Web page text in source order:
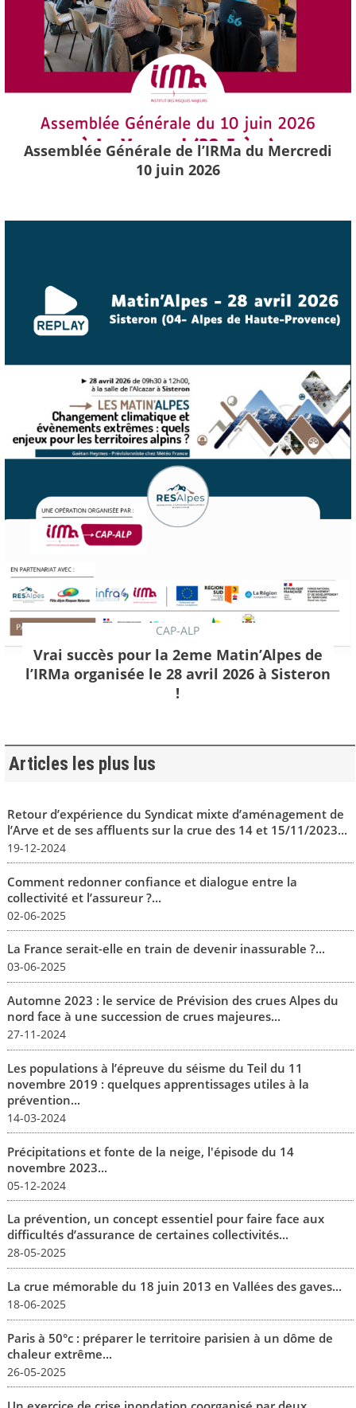
Assemblée Générale de l’IRMa du Mercredi
10 juin 2026
CAP-ALP
Vrai succès pour la 2eme Matin’Alpes de
l’IRMa organisée le 28 avril 2026 à Sisteron
!
Articles les plus lus
Retour d’expérience du Syndicat mixte d’aménagement de
l’Arve et de ses affluents sur la crue des 14 et 15/11/2023...
19-12-2024
Comment redonner confiance et dialogue entre la
collectivité et l’assureur ?...
02-06-2025
La France serait-elle en train de devenir inassurable ?...
03-06-2025
Automne 2023 : le service de Prévision des crues Alpes du
nord face à une succession de crues majeures...
27-11-2024
Les populations à l’épreuve du séisme du Teil du 11
novembre 2019 : quelques apprentissages utiles à la
prévention...
14-03-2024
Précipitations et fonte de la neige, l'épisode du 14
novembre 2023...
05-12-2024
La prévention, un concept essentiel pour faire face aux
difficultés d’assurance de certaines collectivités...
28-05-2025
La crue mémorable du 18 juin 2013 en Vallées des gaves...
18-06-2025
Paris à 50°c : préparer le territoire parisien à un dôme de
chaleur extrême...
26-05-2025